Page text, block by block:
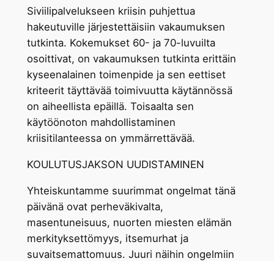
Siviilipalvelukseen kriisin puhjettua
hakeutuville järjestettäisiin vakaumuksen
tutkinta. Kokemukset 60- ja 70-luvuilta
osoittivat, on vakaumuksen tutkinta erittäin
kyseenalainen toimenpide ja sen eettiset
kriteerit täyttävää toimivuutta käytännössä
on aiheellista epäillä. Toisaalta sen
käytöönoton mahdollistaminen
kriisitilanteessa on ymmärrettävää.
KOULUTUSJAKSON UUDISTAMINEN
Yhteiskuntamme suurimmat ongelmat tänä
päivänä ovat perheväkivalta,
masentuneisuus, nuorten miesten elämän
merkityksettömyys, itsemurhat ja
suvaitsemattomuus. Juuri näihin ongelmiin